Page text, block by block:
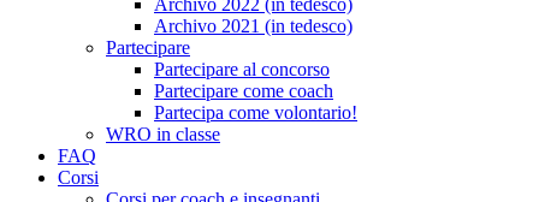
Archivo 2022 (in tedesco)
Archivo 2021 (in tedesco)
Partecipare
Partecipare al concorso
Partecipare come coach
Partecipa come volontario!
WRO in classe
FAQ
Corsi